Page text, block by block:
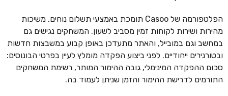
הפלטפורמה של Casoo תומכת באמצעי תשלום נוחים, משיכות
מהירות ושירות לקוחות זמין מסביב לשעון. המשחקים נגישים גם
במחשב וגם במובייל, והאתר מתעדכן באופן קבוע במשבצות חדשות
ובטורנירים ייחודיים. לפני ביצוע הפקדה מומלץ לעיין בפרטי הבונוסים:
סכום ההפקדה המינימלי, גובה ההימור המותר, רשימת המשחקים
התורמים לדרישת ההימור והזמן שניתן לעמוד בה.